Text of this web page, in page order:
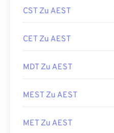
CST Zu AEST
CET Zu AEST
MDT Zu AEST
MEST Zu AEST
MET Zu AEST